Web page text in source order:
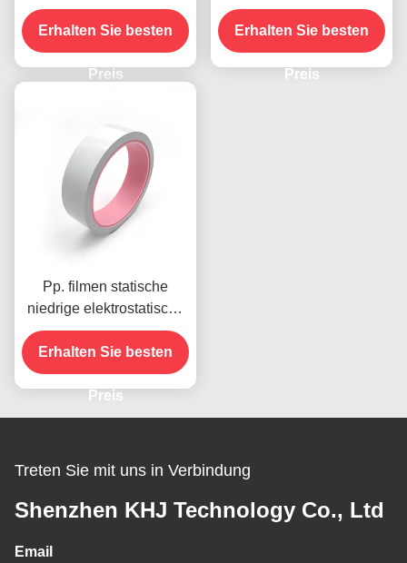
saubere Elektronik
Erhalten Sie besten
Preis
des Klebstreifen-0.09mm
frei
Erhalten Sie besten
Preis
Pp. filmen statische
niedrige elektrostatische
Antientladung des
Klebstreifen-Rollen
0.085mm
Erhalten Sie besten
Preis
Treten Sie mit uns in Verbindung
Shenzhen KHJ Technology Co., Ltd
Email